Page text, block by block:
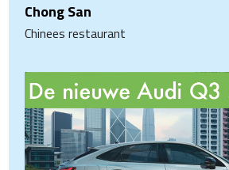
Chong San
Chinees restaurant